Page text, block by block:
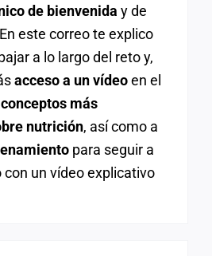
de bienvenida y de
este correo te explico
a lo largo del reto y,
acceso a un vídeoen el
conceptos más
nutrición, así como a
para seguir a
con un vídeo explicativo